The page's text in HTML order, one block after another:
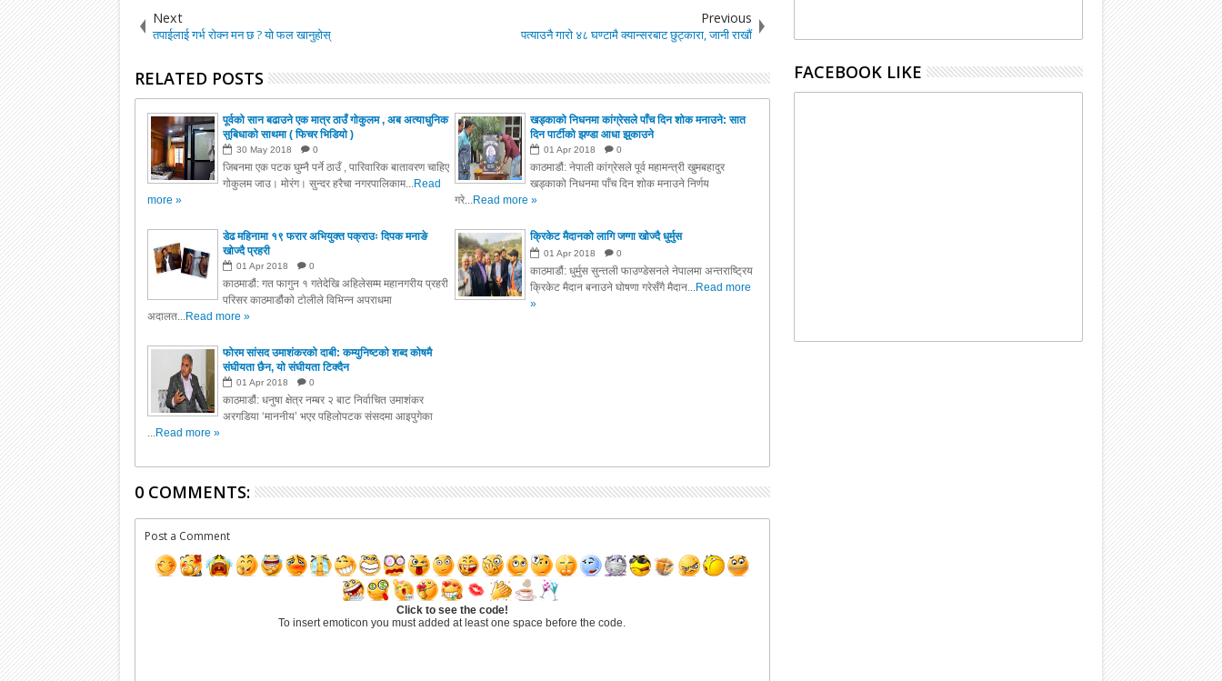
Next
तपाईलाई गर्भ रोक्न मन छ ? यो फल खानुहोस्
Previous
पत्याउनै गारो ४८ घण्टामै क्यान्सरबाट छुट्कारा, जानी राखौं
RELATED POSTS
पूर्वको सान बढाउने एक मात्र ठाउँ गोकुलम , अब अत्याधुनिक
सुबिधाको साथमा ( फिचर भिडियो )
30 May 2018 0
जिबनमा एक पटक घुम्नै पर्ने ठाउँ , पारिवारिक बातावरण चाहिए
गोकुलम जाउ। मोरंग। सुन्दर हरैचा नगरपालिकाम...Read
more »
खड्काको निधनमा कांग्रेसले पाँच दिन शोक मनाउने: सात
दिन पार्टीको झण्डा आधा झुकाउने
01 Apr 2018 0
काठमाडौं: नेपाली कांग्रेसले पूर्व महामन्त्री खुमबहादुर
खड्काको निधनमा पाँच दिन शोक मनाउने निर्णय
गरे...Read more »
डेढ महिनामा १९ फरार अभियुक्त पक्राउः दिपक मनाङे
खोज्दै प्रहरी
01 Apr 2018 0
काठमाडौं: गत फागुन १ गतेदेखि अहिलेसम्म महानगरीय प्रहरी
परिसर काठमाडौंको टोलीले विभिन्न अपराधमा
अदालत...Read more »
क्रिकेट मैदानको लागि जग्गा खोज्दै धुर्मुस
01 Apr 2018 0
काठमाडौं: धुर्मुस सुन्तली फाउण्डेसनले नेपालमा अन्तराष्ट्रिय
क्रिकेट मैदान बनाउने घोषणा गरेसँगै मैदान...Read more
»
फोरम सांसद उमाशंकरको दाबी: कम्युनिष्टको शब्द कोषमै
संघीयता छैन, यो संघीयता टिक्दैन
01 Apr 2018 0
काठमाडौं: धनुषा क्षेत्र नम्बर २ बाट निर्वाचित उमाशंकर
अरगडिया ‘माननीय’ भएर पहिलोपटक संसदमा आइपुगेका
...Read more »
0 COMMENTS:
Post a Comment
Click to see the code!
To insert emoticon you must added at least one space before the code.
FACEBOOK LIKE